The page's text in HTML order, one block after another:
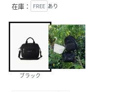
在庫： FREE あり
ブラック